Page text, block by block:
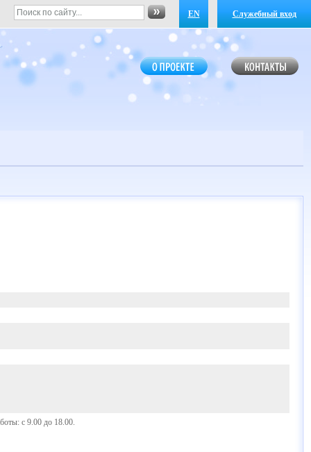
EN Служебный вход
с 9.00 до 18.00.